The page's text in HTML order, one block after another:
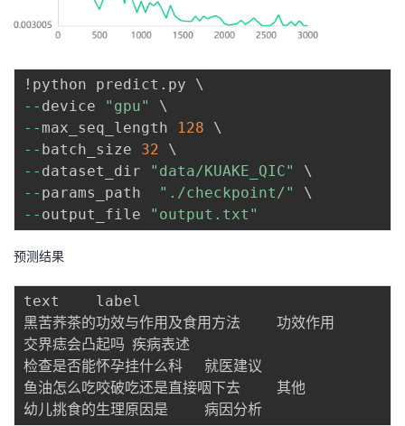
!python predict .
- - device "gpu"
- - max_seq_length 128
- - batch_size 32
- - dataset_dir "data/KUAKE_QIC"
- - params_path "./checkpoint/"
- - output_file "output.txt"
预测结果
text	label
黑苦荞茶的功效与作用及食用方法	功效作用
交界痣会凸起吗	疾病表述
检查是否能怀孕挂什么科	就医建议
鱼油怎么吃咬破吃还是直接咽下去	其他